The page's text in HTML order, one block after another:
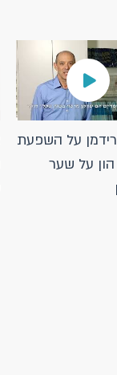
על השפעת
הון על שער